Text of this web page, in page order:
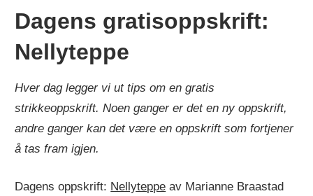
Dagens gratisoppskrift:
Nellyteppe
Hver dag legger vi ut tips om en gratis
strikkeoppskrift. Noen ganger er det en ny oppskrift,
andre ganger kan det være en oppskrift som fortjener
å tas fram igjen.
Dagens oppskrift: Nellyteppe av Marianne Braastad